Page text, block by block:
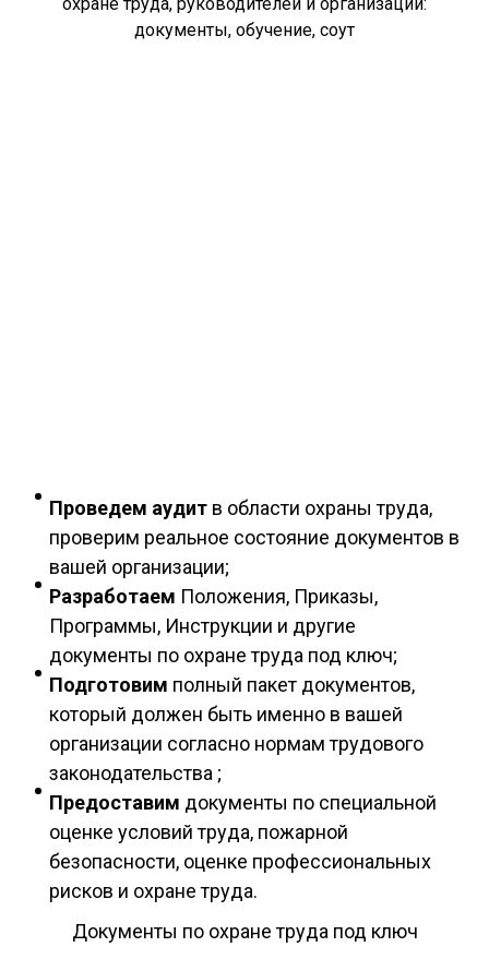
документы, обучение, соут
Проведем аудит в области охраны труда,
проверим реальное состояние документов в
вашей организации;
Разработаем Положения, Приказы,
Программы, Инструкции и другие
документы по охране труда под ключ;
Подготовим полный пакет документов,
который должен быть именно в вашей
организации согласно нормам трудового
законодательства ;
Предоставим документы по специальной
оценке условий труда, пожарной
безопасности, оценке профессиональных
рисков и охране труда.
Документы по охране труда под ключ